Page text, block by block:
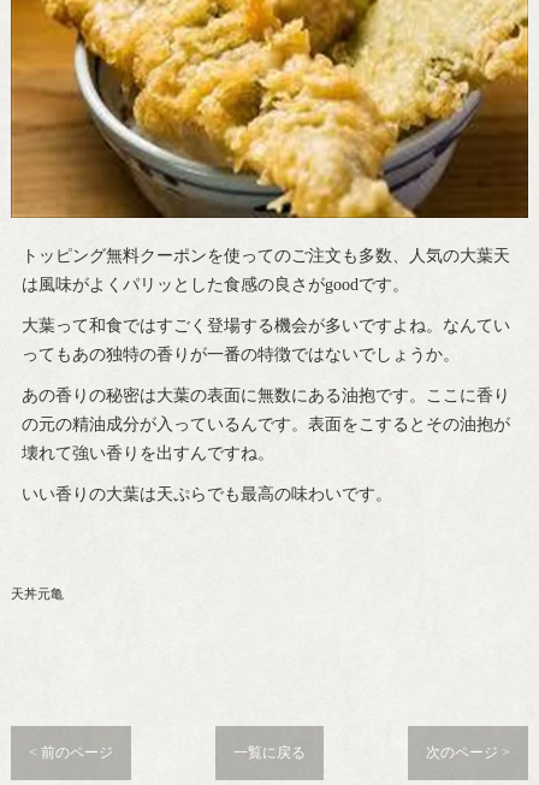
トッピング無料クーポンを使ってのご注文も多数、人気の大葉天
は風味がよくパリッとした食感の良さがgoodです。
大葉って和食ではすごく登場する機会が多いですよね。なんてい
ってもあの独特の香りが一番の特徴ではないでしょうか。
あの香りの秘密は大葉の表面に無数にある油抱です。ここに香り
の元の精油成分が入っているんです。表面をこするとその油抱が
壊れて強い香りを出すんですね。
いい香りの大葉は天ぷらでも最高の味わいです。
天丼元亀
< 前のページ 一覧に戻る 次のページ >